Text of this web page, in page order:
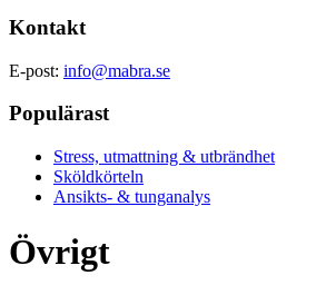
Kontakt
E-post: info@mabra.se
Populärast
Stress, utmattning & utbrändhet
Sköldkörteln
Ansikts- & tunganalys
Övrigt